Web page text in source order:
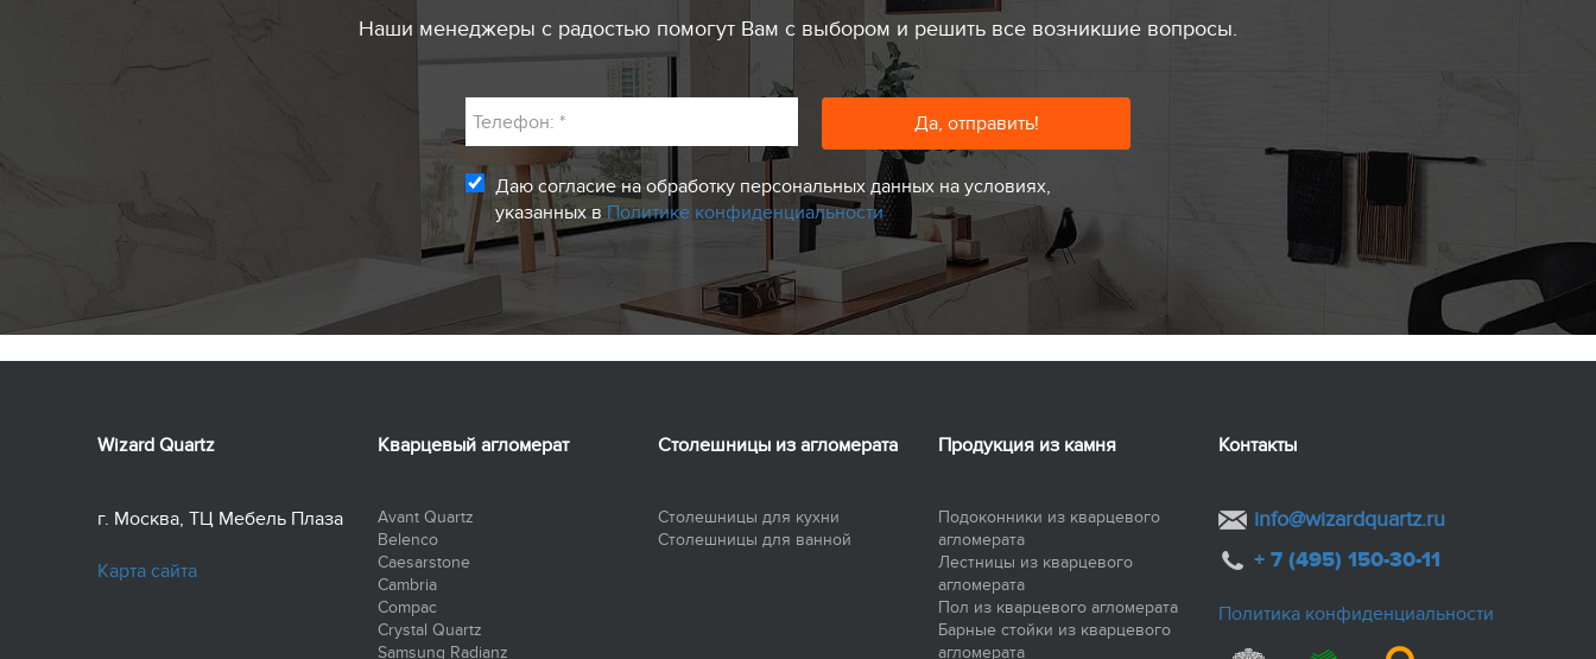
Наши менеджеры с радостью помогут Вам с выбором и решить все возникшие вопросы.
Телефон: *
Даю согласие на обработку персональных данных на условиях,
указанных вПолитике конфиденциальности
Wizard Quartz
г. Москва, ТЦ Мебель Плаза
Карта сайта
Кварцевый агломерат
Avant Quartz
Belenco
Caesarstone
Cambria
Compac
Crystal Quartz
Samsung Radianz
Столешницы из агломерата
Столешницы для кухни
Столешницы для ванной
Продукция из камня
Подоконники из кварцевого
агломерата
Лестницы из кварцевого
агломерата
Пол из кварцевого агломерата
Барные стойки из кварцевого
агломерата
Контакты
info@wizardquartz.ru
+ 7 (495) 150-30-11
Политика конфиденциальности